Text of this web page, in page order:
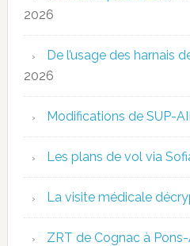
2026
De l’usage des harnais
2026
Modifications de SUP-
Les plans de vol via
La visite médicale
ZRT de Cognac à